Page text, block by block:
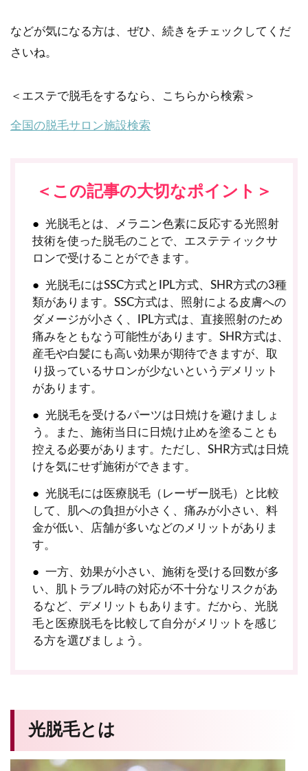
などが気になる方は、ぜひ、続きをチェックしてくだ
さいね。
＜エステで脱毛をするなら、こちらから検索＞
全国の脱毛サロン施設検索
＜この記事の大切なポイント＞
光脱毛とは、メラニン色素に反応する光照射
技術を使った脱毛のことで、エステティックサ
ロンで受けることができます。
光脱毛にはSSC方式とIPL方式、SHR方式の3種
類があります。SSC方式は、照射による皮膚への
ダメージが小さく、IPL方式は、直接照射のため
痛みをともなう可能性があります。SHR方式は、
産毛や白髪にも高い効果が期待できますが、取
り扱っているサロンが少ないというデメリット
があります。
光脱毛を受けるパーツは日焼けを避けましょ
う。また、施術当日に日焼け止めを塗ることも
控える必要があります。ただし、SHR方式は日焼
けを気にせず施術ができます。
光脱毛には医療脱毛（レーザー脱毛）と比較
して、肌への負担が小さく、痛みが小さい、料
金が低い、店舗が多いなどのメリットがありま
す。
一方、効果が小さい、施術を受ける回数が多
い、肌トラブル時の対応が不十分なリスクがあ
るなど、デメリットもあります。だから、光脱
毛と医療脱毛を比較して自分がメリットを感じ
る方を選びましょう。
光脱毛とは